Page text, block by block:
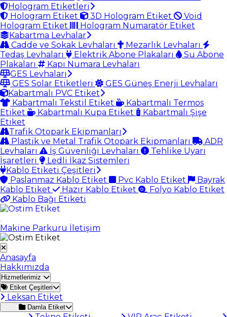
Hologram Etiketleri
Hologram Etiket
3D Hologram Etiket
Void
Hologram Etiket
Hologram Numaratör Etiket
Kabartma Levhalar
Cadde ve Sokak Levhaları
Mezarlık Levhaları
Tedaş Levhaları
Elektrik Abone Plakaları
Su Abone
Plakaları
Kapı Numara Levhaları
GES Levhaları
GES Solar Etiketleri
GES Güneş Enerji Levhaları
Kabartmalı PVC Etiket
Kabartmalı Tekstil Etiket
Kabartmalı Termos
Etiket
Kabartmalı Kupa Etiket
Kabartmalı Şişe
Etiket
Trafik Otopark Ekipmanları
Plastik ve Metal Trafik Otopark Ekipmanları
ADR
Levhaları
İş Güvenliği Levhaları
Tehlike Uyarı
İşaretleri
Ledli İkaz Sistemleri
Kablo Etiketi Çeşitleri
Paslanmaz Kablo Etiket
Pvc Kablo Etiket
Bayrak
Kablo Etiket
Hazır Kablo Etiket
Folyo Kablo Etiket
Kablo Bağı Etiketi
Makine Parkuru İletişim
Anasayfa
Hakkımızda
Hizmetlerimiz
Etiket Çeşitleri
Leksan Etiket
Damla Etiket